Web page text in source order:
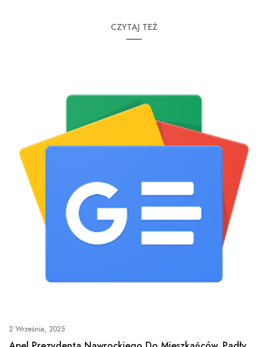
CZYTAJ TEŻ
2 Września, 2025